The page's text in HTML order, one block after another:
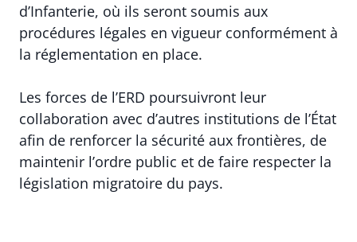
d’Infanterie, où ils seront soumis aux
procédures légales en vigueur conformément à
la réglementation en place.
Les forces de l’ERD poursuivront leur
collaboration avec d’autres institutions de l’État
afin de renforcer la sécurité aux frontières, de
maintenir l’ordre public et de faire respecter la
législation migratoire du pays.